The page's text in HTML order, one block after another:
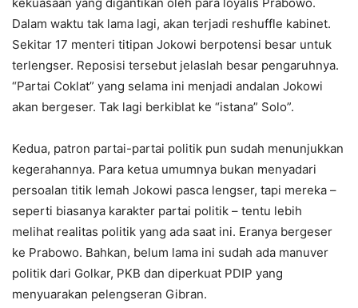
Dalam waktu tak lama lagi, akan terjadi reshuffle kabinet.
Sekitar 17 menteri titipan Jokowi berpotensi besar untuk
terlengser. Reposisi tersebut jelaslah besar pengaruhnya.
“Partai Coklat” yang selama ini menjadi andalan Jokowi
akan bergeser. Tak lagi berkiblat ke “istana” Solo”.
Kedua, patron partai-partai politik pun sudah menunjukkan
kegerahannya. Para ketua umumnya bukan menyadari
persoalan titik lemah Jokowi pasca lengser, tapi mereka –
seperti biasanya karakter partai politik – tentu lebih
melihat realitas politik yang ada saat ini. Eranya bergeser
ke Prabowo. Bahkan, belum lama ini sudah ada manuver
politik dari Golkar, PKB dan diperkuat PDIP yang
menyuarakan pelengseran Gibran.